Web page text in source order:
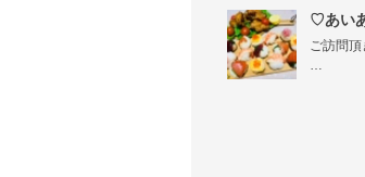
♡あい
ご訪問頂